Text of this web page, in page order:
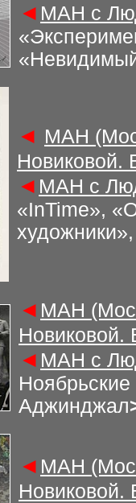
◄ МАН с
◄ МАН
Новиковой.
◄ МАН с
«InTime»,
◄ МАН
Новиковой.
◄ МАН с
Аджинджал
◄ МАН
Новиковой.